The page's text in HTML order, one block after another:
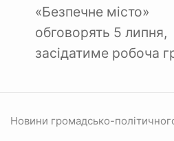
«Безпечне місто»
обговорять 5 липня,
засідатиме робоча
Новини громадсько-